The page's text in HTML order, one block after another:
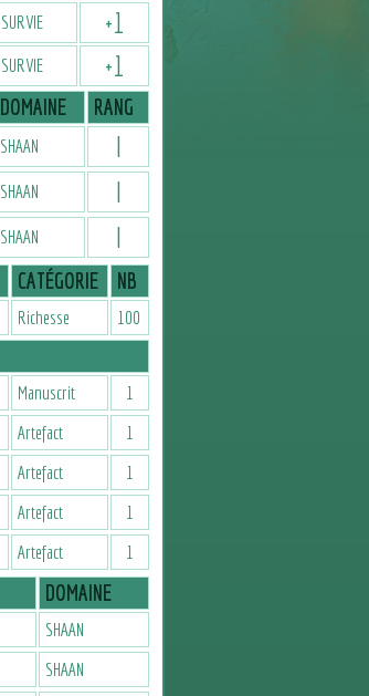
SURVIE +1
SURVIE +1
DOMAINE RANG
SHAAN I
SHAAN I
SHAAN I
CATÉGORIE NB
Richesse 100
Manuscrit 1
Artefact 1
Artefact 1
Artefact 1
Artefact 1
DOMAINE
SHAAN
SHAAN